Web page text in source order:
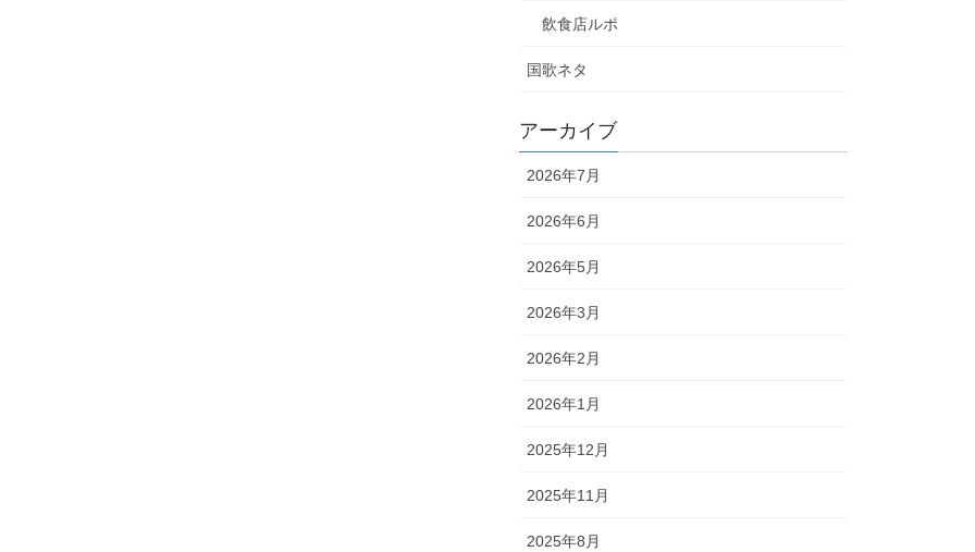
飲食店ルポ
国歌ネタ
アーカイブ
2026年7月
2026年6月
2026年5月
2026年3月
2026年2月
2026年1月
2025年12月
2025年11月
2025年8月